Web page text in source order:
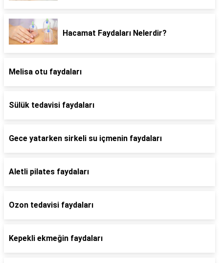
Hacamat Faydaları Nelerdir?
Melisa otu faydaları
Sülük tedavisi faydaları
Gece yatarken sirkeli su içmenin faydaları
Aletli pilates faydaları
Ozon tedavisi faydaları
Kepekli ekmeğin faydaları